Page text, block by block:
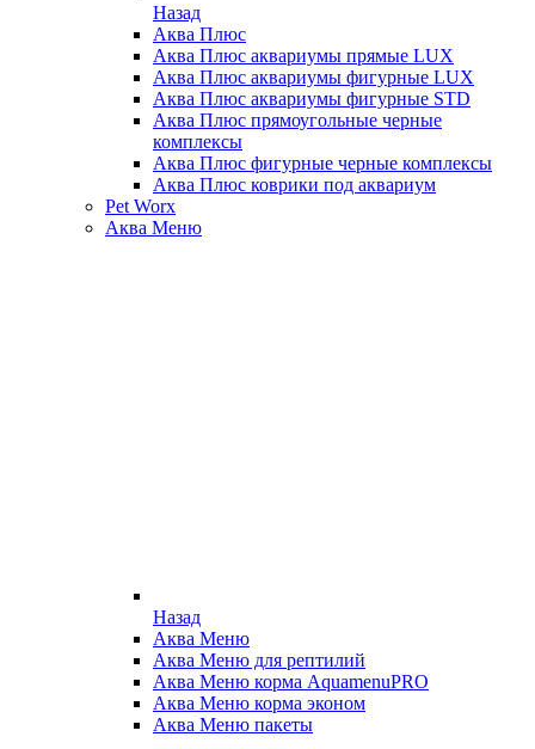
Назад
Аква Плюс
Аква Плюс аквариумы прямые LUX
Аква Плюс аквариумы фигурные LUX
Аква Плюс аквариумы фигурные STD
Аква Плюс прямоугольные черные
комплексы
Аква Плюс фигурные черные комплексы
Аква Плюс коврики под аквариум
Pet Worx
Аква Меню
Назад
Аква Меню
Аква Меню для рептилий
Аква Меню корма AquamenuPRO
Аква Меню корма эконом
Аква Меню пакеты